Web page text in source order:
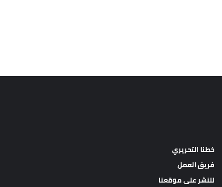
خطنا التحريري
فريق العمل
للنشر على موقعنا